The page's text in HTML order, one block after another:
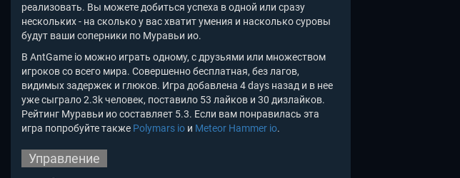
реализовать. Вы можете добиться успеха в одной или сразу
нескольких - на сколько у вас хватит умения и насколько суровы
будут ваши соперники по Муравьи ио.
В AntGame io можно играть одному, с друзьями или множеством
игроков со всего мира. Совершенно бесплатная, без лагов,
видимых задержек и глюков. Игра добавлена 4 days назад и в нее
уже сыграло 2.3k человек, поставило 53 лайков и 30 дизлайков.
Рейтинг Муравьи ио составляет 5.3. Если вам понравилась эта
игра попробуйте также Polymars io и Meteor Hammer io.
Управление